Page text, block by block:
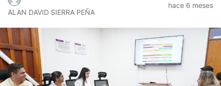
ALAN DAVID SIERRA PEÑA
hace 6 meses